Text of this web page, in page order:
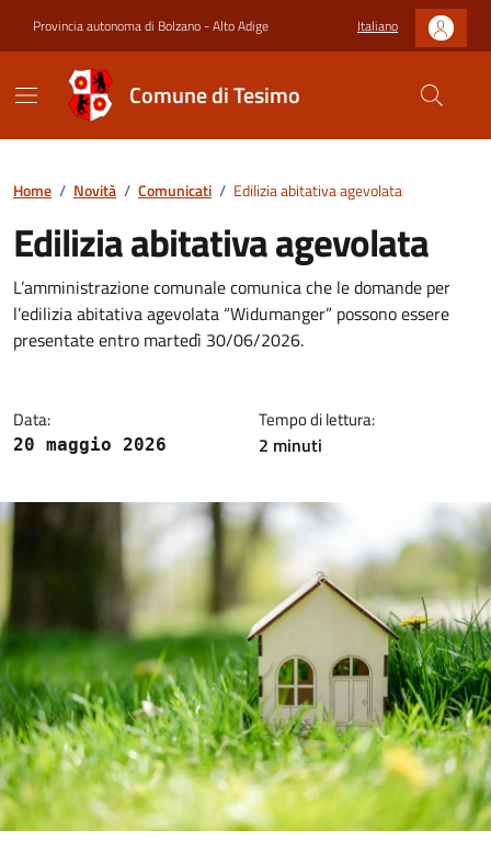
Provincia autonoma di Bolzano - Alto Adige Italiano
Comune di Tesimo
Home / Novità / Comunicati / Edilizia abitativa agevolata
Edilizia abitativa agevolata
L’amministrazione comunale comunica che le domande per
l’edilizia abitativa agevolata “Widumanger” possono essere
presentate entro martedì 30/06/2026.
Data:
20 maggio 2026
Tempo di lettura:
2 minuti